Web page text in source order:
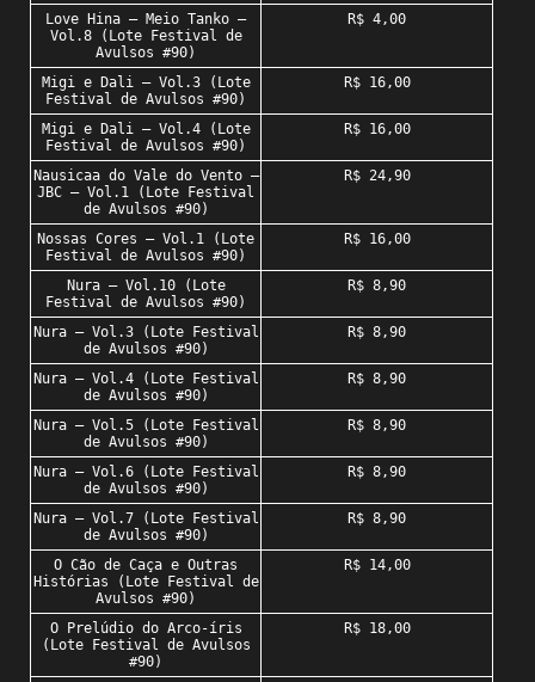
Love Hina – Meio Tanko –
Vol.8 (Lote Festival de
Avulsos #90)
R$ 4,00
Migi e Dali – Vol.3 (Lote
Festival de Avulsos #90)
R$ 16,00
Migi e Dali – Vol.4 (Lote
Festival de Avulsos #90)
R$ 16,00
Nausicaa do Vale do Vento –
JBC – Vol.1 (Lote Festival
de Avulsos #90)
R$ 24,90
Nossas Cores – Vol.1 (Lote
Festival de Avulsos #90)
R$ 16,00
Nura – Vol.10 (Lote
Festival de Avulsos #90)
R$ 8,90
Nura – Vol.3 (Lote Festival
de Avulsos #90)
R$ 8,90
Nura – Vol.4 (Lote Festival
de Avulsos #90)
R$ 8,90
Nura – Vol.5 (Lote Festival
de Avulsos #90)
R$ 8,90
Nura – Vol.6 (Lote Festival
de Avulsos #90)
R$ 8,90
Nura – Vol.7 (Lote Festival
de Avulsos #90)
R$ 8,90
O Cão de Caça e Outras
Histórias (Lote Festival de
Avulsos #90)
R$ 14,00
O Prelúdio do Arco-íris
(Lote Festival de Avulsos
#90)
R$ 18,00